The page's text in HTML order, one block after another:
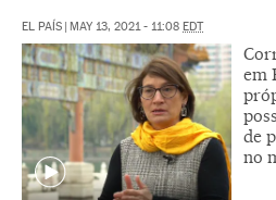
EL PAÍS | MAY 13, 2021 - 11:08 EDT
em
de
no